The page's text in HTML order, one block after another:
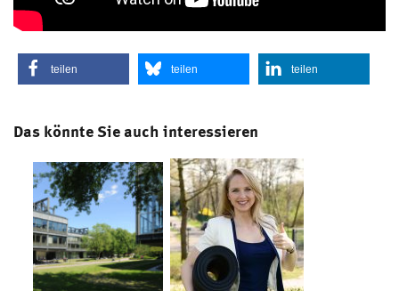
teilen teilen teilen
Das könnte Sie auch interessieren